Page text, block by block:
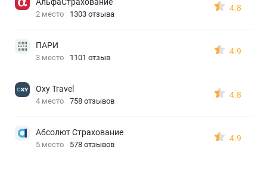
2 место 1303 отзыва
4.8
ПАРИ
3 место 1101 отзыв
4.9
Oxy Travel
4 место 758 отзывов
4.8
Абсолют Страхование
5 место 578 отзывов
4.9